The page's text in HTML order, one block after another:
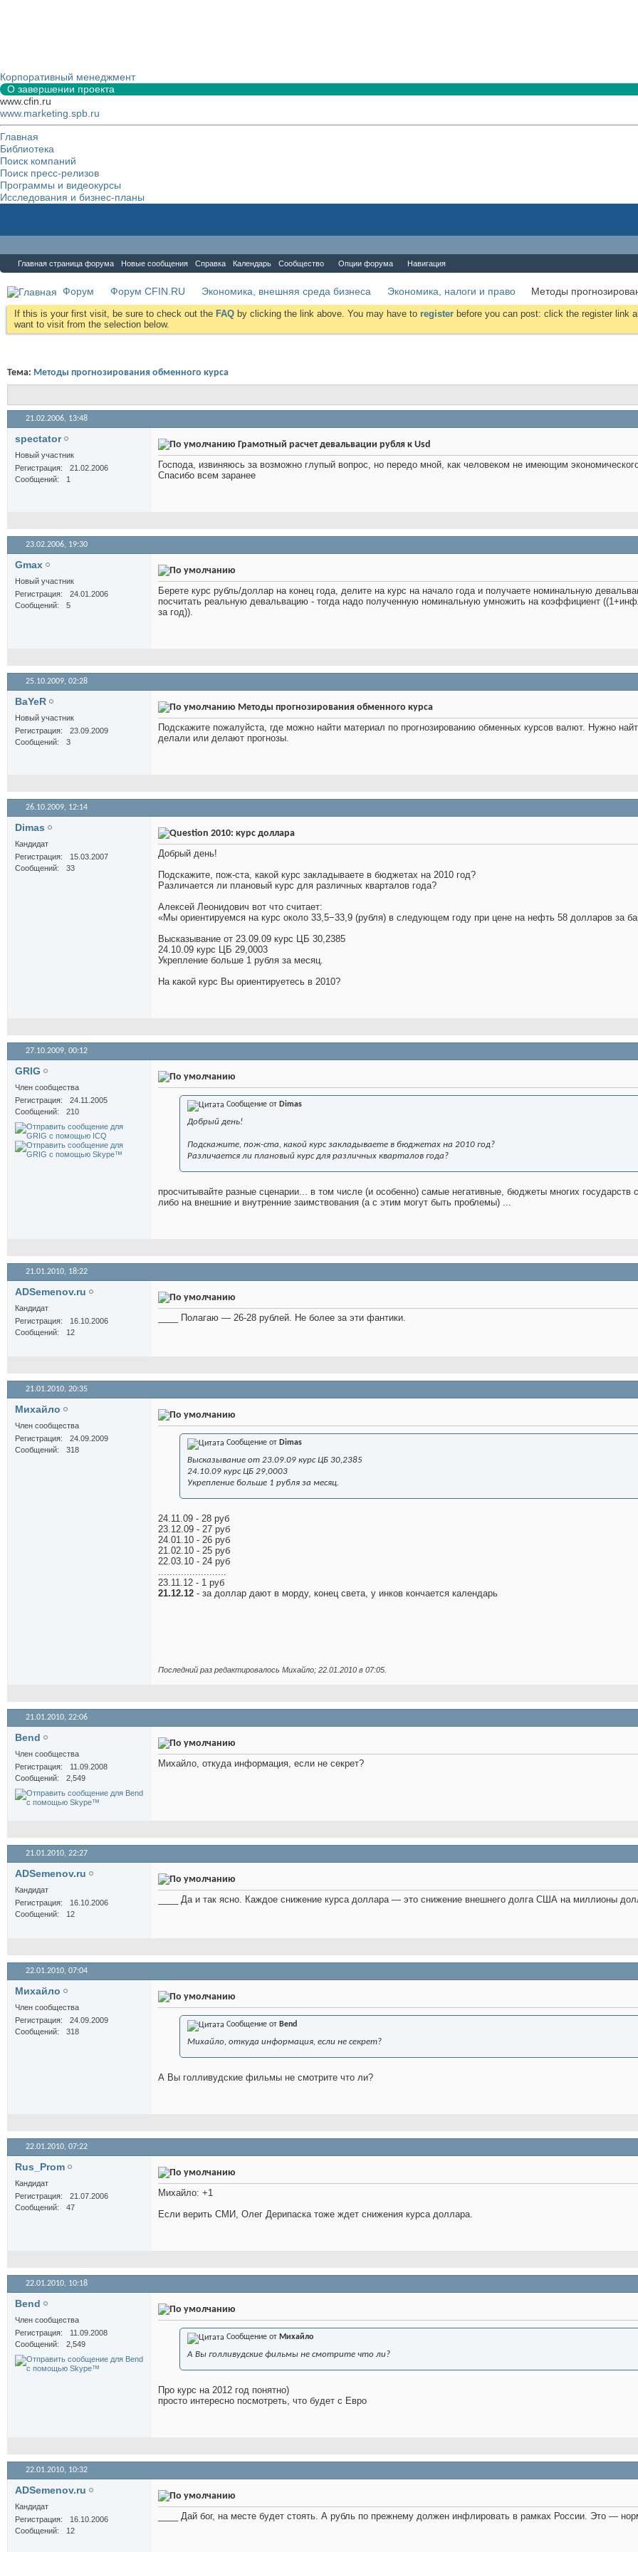
Корпоративный менеджмент
О завершении проекта
www.cfin.ru
www.marketing.spb.ru
Главная
Библиотека
Поиск компаний
Поиск пресс-релизов
Программы и видеокурсы
Исследования и бизнес-планы
Главная страница форума Новые сообщения Справка Календарь Сообщество Опции форума Навигация
Форум Форум CFIN.RU Экономика, внешняя среда бизнеса Экономика, налоги и право Методы
If this is your first visit, be sure to check out the FAQ by clicking the link above. You may have to register before you can post: click the register link
want to visit from the selection below.
Тема: Методы прогнозирования обменного курса
21.02.2006, 13:48
spectator
Новый участник
Регистрация
21.02.2006
Сообщений
1
Грамотный расчет девальвации рубля к Usd
Господа, извиняюсь за возможно глупый вопрос, но передо мной, как человеком не имеющим
Спасибо всем заранее
23.02.2006, 19:30
Gmax
Новый участник
Регистрация
24.01.2006
Сообщений
5
Берете курс рубль/доллар на конец года, делите на курс на начало года и получаете номинальную
посчитать реальную девальвацию - тогда надо полученную номинальную умножить на коэффициент
за год)).
25.10.2009, 02:28
BaYeR
Новый участник
Регистрация
23.09.2009
Сообщений
3
Методы прогнозирования обменного курса
Подскажите пожалуйста, где можно найти материал по прогнозированию обменных курсов валют. Нужно
делали или делают прогнозы.
26.10.2009, 12:14
Dimas
Кандидат
Регистрация
15.03.2007
Сообщений
33
2010: курс доллара
Добрый день!
Подскажите, пож-ста, какой курс закладываете в бюджетах на 2010 год?
Различается ли плановый курс для различных кварталов года?
Алексей Леонидович вот что считает:
«Мы ориентируемся на курс около 33,5−33,9 (рубля) в следующем году при цене на нефть 58 долларов за
Высказывание от 23.09.09 курс ЦБ 30,2385
24.10.09 курс ЦБ 29,0003
Укрепление больше 1 рубля за месяц.
На какой курс Вы ориентируетесь в 2010?
27.10.2009, 00:12
GRIG
Член сообщества
Регистрация
24.11.2005
Сообщений
210
Сообщение от Dimas
Добрый день!
Подскажите, пож-ста, какой курс закладываете в бюджетах на 2010 год?
Различается ли плановый курс для различных кварталов года?
просчитывайте разные сценарии... в том числе (и особенно) самые негативные, бюджеты многих
либо на внешние и внутренние заимствования (а с этим могут быть проблемы) ...
21.01.2010, 18:22
ADSemenov.ru
Кандидат
Регистрация
16.10.2006
Сообщений
12
____ Полагаю — 26-28 рублей. Не более за эти фантики.
21.01.2010, 20:35
Михайло
Член сообщества
Регистрация
24.09.2009
Сообщений
318
Сообщение от Dimas
Высказывание от 23.09.09 курс ЦБ 30,2385
24.10.09 курс ЦБ 29,0003
Укрепление больше 1 рубля за месяц.
24.11.09 - 28 руб
23.12.09 - 27 руб
24.01.10 - 26 руб
21.02.10 - 25 руб
22.03.10 - 24 руб
........................
23.11.12 - 1 руб
21.12.12 - за доллар дают в морду, конец света, у инков кончается календарь
Последний раз редактировалось Михайло; 22.01.2010 в 07:05
21.01.2010, 22:06
Bend
Член сообщества
Регистрация
11.09.2008
Сообщений
2,549
Михайло, откуда информация, если не секрет?
21.01.2010, 22:27
ADSemenov.ru
Кандидат
Регистрация
16.10.2006
Сообщений
12
____ Да и так ясно. Каждое снижение курса доллара — это снижение внешнего долга США на миллионы
22.01.2010, 07:04
Михайло
Член сообщества
Регистрация
24.09.2009
Сообщений
318
Сообщение от Bend
Михайло, откуда информация, если не секрет?
А Вы голливудские фильмы не смотрите что ли?
22.01.2010, 07:22
Rus_Prom
Кандидат
Регистрация
21.07.2006
Сообщений
47
Михайло: +1
Если верить СМИ, Олег Дерипаска тоже ждет снижения курса доллара.
22.01.2010, 10:18
Bend
Член сообщества
Регистрация
11.09.2008
Сообщений
2,549
Сообщение от Михайло
А Вы голливудские фильмы не смотрите что ли?
Про курс на 2012 год понятно)
просто интересно посмотреть, что будет с Евро
22.01.2010, 10:32
ADSemenov.ru
Кандидат
Регистрация
16.10.2006
Сообщений
12
____ Дай бог, на месте будет стоять. А рубль по прежнему должен инфлировать в рамках России. Это —